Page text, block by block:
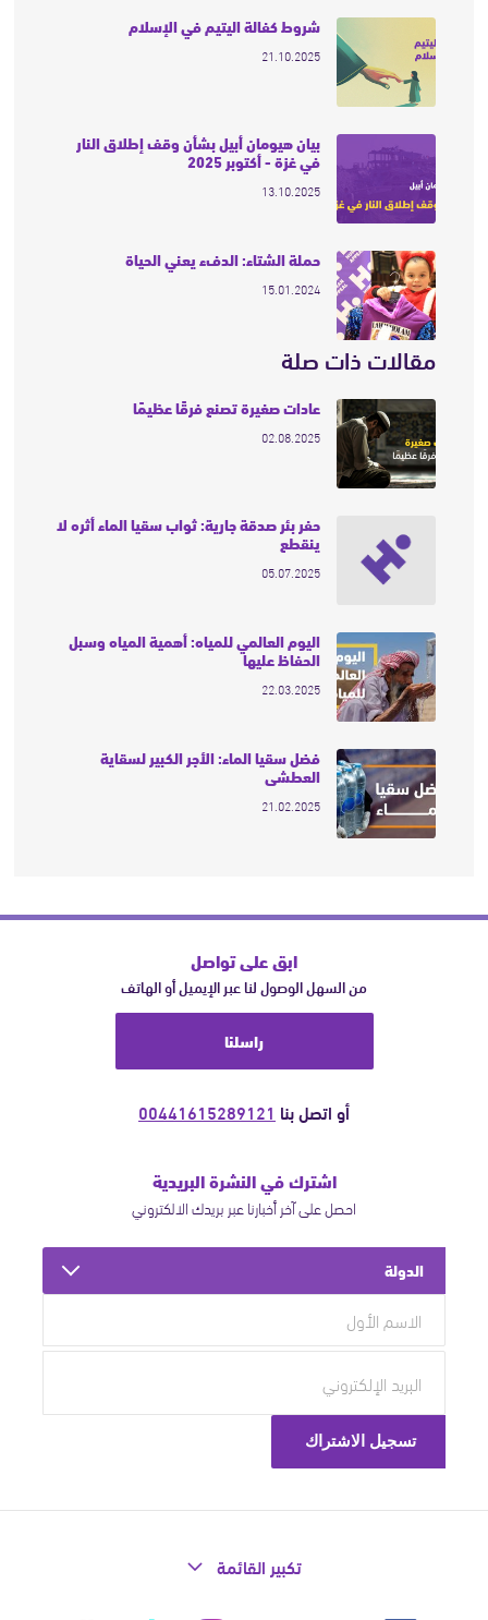
شروط كفالة اليتيم في الإسلام
21.10.2025
بيان هيومان أبيل بشأن وقف إطلاق النار
في غزة - أكتوبر 2025
13.10.2025
حملة الشتاء: الدفء يعني الحياة
15.01.2024
مقالات ذات صلة
عادات صغيرة تصنع فرقًا عظيمًا
02.08.2025
حفر بئر صدقة جارية: ثواب سقيا الماء أثره لا
ينقطع
05.07.2025
اليوم العالمي للمياه: أهمية المياه وسبل
الحفاظ عليها
22.03.2025
فضل سقيا الماء: الأجر الكبير لسقاية
العطشى
21.02.2025
ابق على تواصل
من السهل الوصول لنا عبر الإيميل أو الهاتف
راسلنا
أو اتصل بنا 00441615289121
اشترك في النشرة البريدية
احصل على آخر أخبارنا عبر بريدك الالكتروني
الدولة
تكبير القائمة